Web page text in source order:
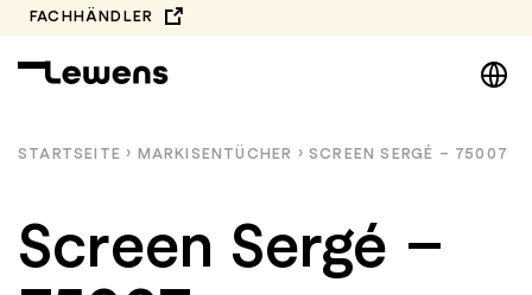
Zum
Inhalt
springen
FACHHÄNDLER
DE
NL
STARTSEITE › MARKISEN­TÜCHER › SCREEN SERGÉ – 75007
Screen Sergé –